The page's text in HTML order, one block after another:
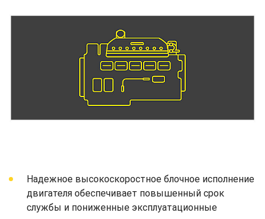
Надежное высокоскоростное блочное исполнение
двигателя обеспечивает повышенный срок
службы и пониженные эксплуатационные